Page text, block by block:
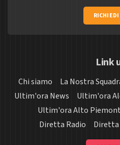
Link
Chi siamo La Nostra
Ultim'ora News
Ultim'ora
Ultim'ora Alto
Diretta Radio
Diretta